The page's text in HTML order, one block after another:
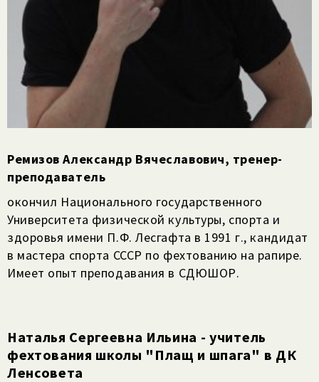
Ремизов Александр Вячеславович, тренер-
преподаватель
окончил Национального государственного
Университета физической культуры, спорта и
здоровья имени П.Ф. Лесгафта в 1991 г., кандидат
в мастера спорта СССР по фехтованию на рапире.
Имеет опыт преподавания в СДЮШОР.
Наталья Сергеевна Ильина - учитель
фехтования школы "Плащ и шпага" в ДК
Ленсовета